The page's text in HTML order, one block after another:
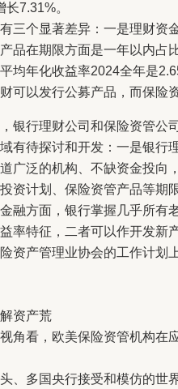
7.31%。
个显著差异：一是理财资
品在期限方面是一年以内占
均年化收益率2024全年是
可以发行公募产品，而保险
行理财公司和保险资管公司
有待探讨和开发：一是银行
广泛的机构、不缺资金投向
资计划、保险资管产品等期
融方面，银行掌握几乎所有
率特征，二者可以作开发新产
产管理业协会的工作计划
资产荒
看，欧美保险资管机构在
多国央行接受和模仿的世